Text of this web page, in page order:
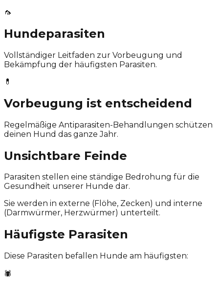
🦟
Hundeparasiten
Vollständiger Leitfaden zur Vorbeugung und
Bekämpfung der häufigsten Parasiten.
💊
Vorbeugung ist entscheidend
Regelmäßige Antiparasiten-Behandlungen schützen
deinen Hund das ganze Jahr.
Unsichtbare Feinde
Parasiten stellen eine ständige Bedrohung für die
Gesundheit unserer Hunde dar.
Sie werden in externe (Flöhe, Zecken) und interne
(Darmwürmer, Herzwürmer) unterteilt.
Häufigste Parasiten
Diese Parasiten befallen Hunde am häufigsten:
🕷️